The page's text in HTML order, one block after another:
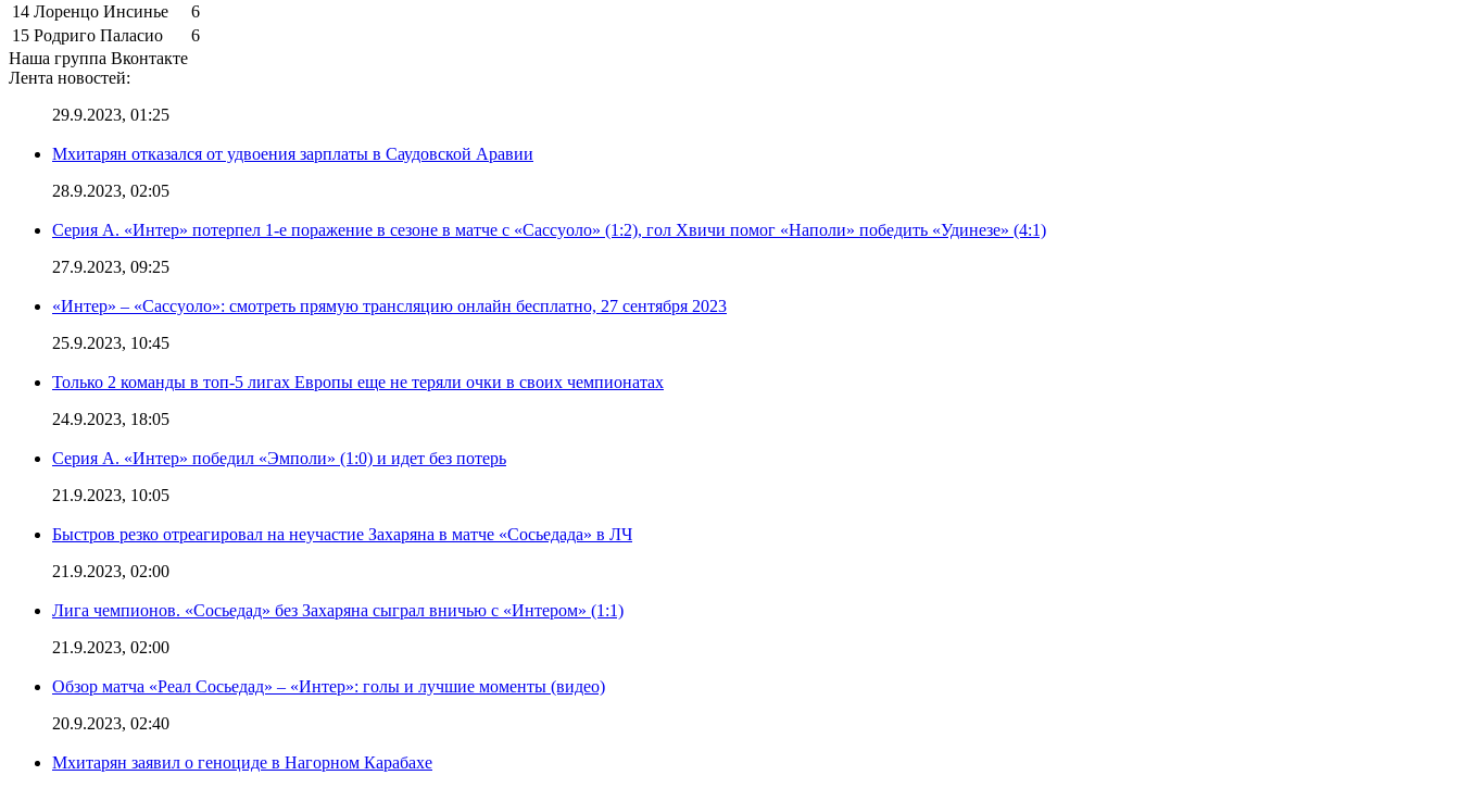
14 Лоренцо Инсинье
6
15 Родриго Паласио
6
Наша группа Вконтакте
Лента новостей:
29.9.2023, 01:25
Мхитарян отказался от удвоения зарплаты в Саудовской Аравии
28.9.2023, 02:05
Серия А. «Интер» потерпел 1-е поражение в сезоне в матче с «Сассуоло» (1:2), гол Хвичи помог «Наполи» победить «Удинезе» (4:1)
27.9.2023, 09:25
«Интер» – «Сассуоло»: смотреть прямую трансляцию онлайн бесплатно, 27 сентября 2023
25.9.2023, 10:45
Только 2 команды в топ-5 лигах Европы еще не теряли очки в своих чемпионатах
24.9.2023, 18:05
Серия А. «Интер» победил «Эмполи» (1:0) и идет без потерь
21.9.2023, 10:05
Быстров резко отреагировал на неучастие Захаряна в матче «Сосьедада» в ЛЧ
21.9.2023, 02:00
Лига чемпионов. «Сосьедад» без Захаряна сыграл вничью с «Интером» (1:1)
21.9.2023, 02:00
Обзор матча «Реал Сосьедад» – «Интер»: голы и лучшие моменты (видео)
20.9.2023, 02:40
Мхитарян заявил о геноциде в Нагорном Карабахе